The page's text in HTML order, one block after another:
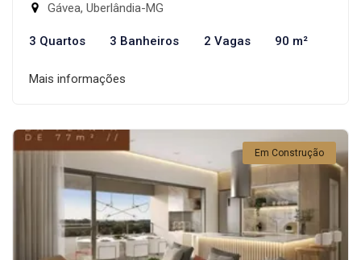
Gávea, Uberlândia-MG
3 Quartos 3 Banheiros 2 Vagas 90 m²
Mais informações
Em Construção